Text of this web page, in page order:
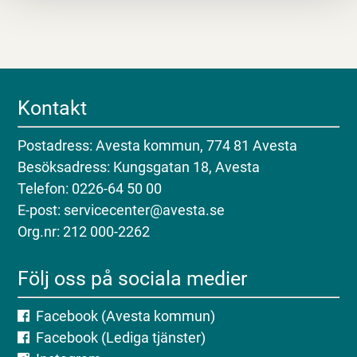
Kontakt
Postadress: Avesta kommun, 774 81 Avesta
Besöksadress: Kungsgatan 18, Avesta
Telefon: 0226-64 50 00
E-post: servicecenter@avesta.se
Org.nr: 212 000-2262
Följ oss på sociala medier
Facebook (Avesta kommun)
Facebook (Lediga tjänster)